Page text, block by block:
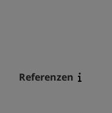
Referenzen